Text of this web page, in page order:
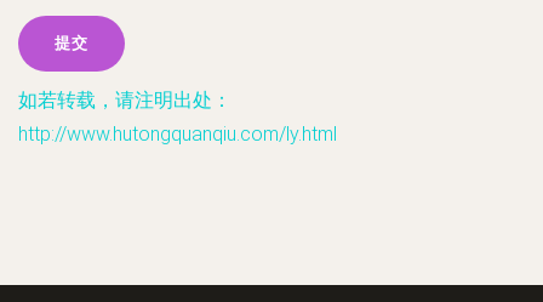
如若转载，请注明出处：
http://www.hutongquanqiu.com/ly.html